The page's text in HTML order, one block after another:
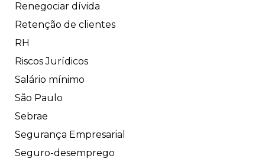
Renegociar dívida
Retenção de clientes
RH
Riscos Jurídicos
Salário mínimo
São Paulo
Sebrae
Segurança Empresarial
Seguro-desemprego